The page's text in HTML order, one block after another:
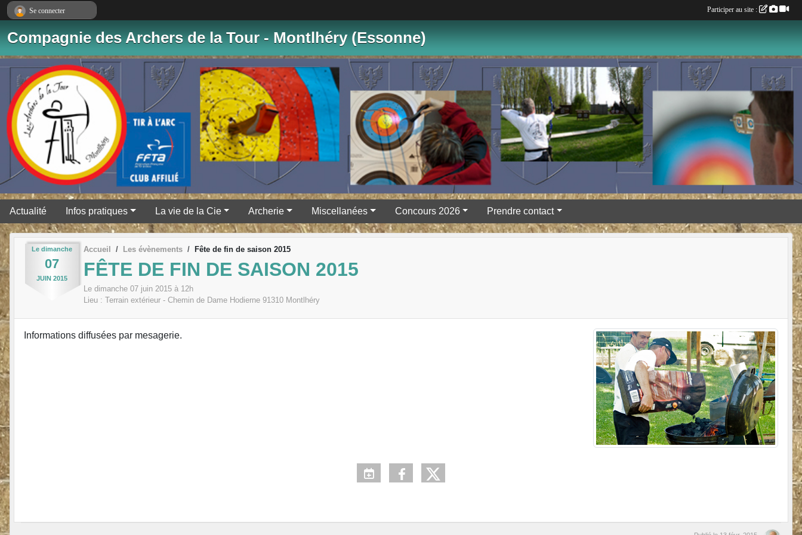
Compagnie des Archers de la Tour - Montlhéry (Essonne)
Actualité Infos pratiques La vie de la Cie Archerie Miscellanées Concours 2026 Prendre contact
Le dimanche
07
JUIN 2015
Accueil Les évènements Fête de fin de saison 2015
FÊTE DE FIN DE SAISON 2015
Le dimanche 07 juin 2015 à 12h
Lieu : Terrain extérieur - Chemin de Dame Hodierne 91310 Montlhéry
Informations diffusées par mesagerie.
Se connecter Participer au site :
Panneau de gestion des cookies